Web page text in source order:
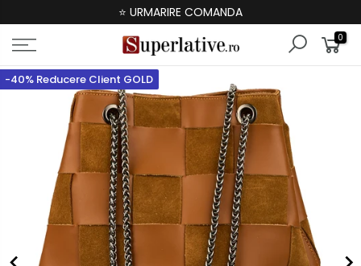
⭐ URMARIRE COMANDA
0
-40% Reducere Client GOLD